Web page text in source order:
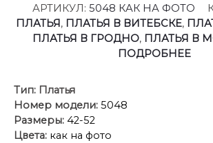
АРТИКУЛ: 5048 КАК НА ФОТО
ПЛАТЬЯ , ПЛАТЬЯ В ВИТЕБСКЕ,
ПЛАТЬЯ В ГРОДНО, ПЛАТЬЯ В
ПОДРОБНЕЕ
Тип: Платья
Номер модели: 5048
Размеры: 42-52
Цвета: как на фото